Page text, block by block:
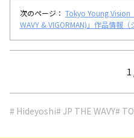
次のページ： Tokyo Young Vision
WAVY & VIGORMAN)」作品情報（
1
# Hideyoshi# JP THE WAVY#